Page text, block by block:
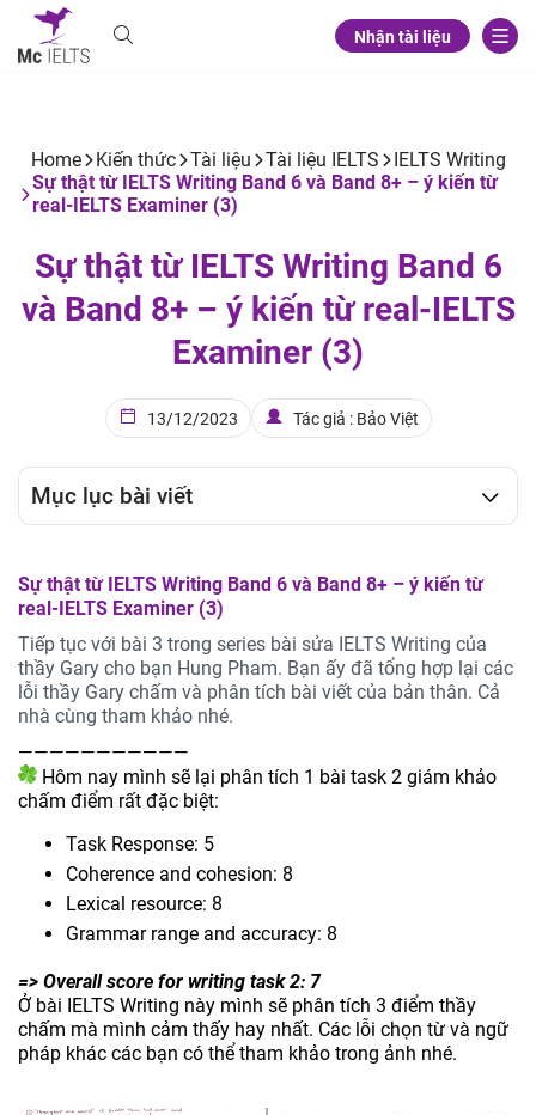
Nhận tài liệu
Home Kiến thức Tài liệu Tài liệu IELTS
IELTS Writing
Sự thật từ IELTS Writing Band 6 và Band 8+ – ý kiến từ
real-IELTS Examiner (3)
Sự thật từ IELTS Writing Band 6
và Band 8+ – ý kiến từ real-IELTS
Examiner (3)
13/12/2023 Tác giả : Bảo Việt
Mục lục bài viết
Sự thật từ IELTS Writing Band 6 và Band 8+ – ý kiến từ
real-IELTS Examiner (3)
Tiếp tục với bài 3 trong series bài sửa IELTS Writing của
thầy Gary cho bạn Hung Pham. Bạn ấy đã tổng hợp lại các
lỗi thầy Gary chấm và phân tích bài viết của bản thân. Cả
nhà cùng tham khảo nhé.
———————————
Hôm nay mình sẽ lại phân tích 1 bài task 2 giám khảo
chấm điểm rất đặc biệt:
Task Response: 5
Coherence and cohesion: 8
Lexical resource: 8
Grammar range and accuracy: 8
=> Overall score for writing task 2: 7
Ở bài IELTS Writing này mình sẽ phân tích 3 điểm thầy
chấm mà mình cảm thấy hay nhất. Các lỗi chọn từ và ngữ
pháp khác các bạn có thể tham khảo trong ảnh nhé.